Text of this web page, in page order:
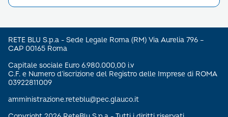
RETE BLU S.p.a - Sede Legale Roma (RM) Via Aurelia 796 –
CAP 00165 Roma
Capitale sociale Euro 6.980.000,00 i.v
C.F. e Numero d’iscrizione del Registro delle Imprese di ROMA
03922811009
amministrazione.reteblu@pec.glauco.it